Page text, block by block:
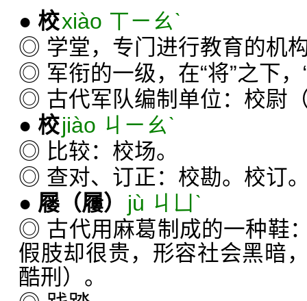
● 校xiào ㄒㄧㄠˋ
◎ 学堂，专门进行教育的机
◎ 军衔的一级，在“将”之下，
◎ 古代军队编制单位：校尉
● 校jiào ㄐㄧㄠˋ
◎ 比较：校场。
◎ 查对、订正：校勘。校订
● 屦 （屨）
jù ㄐㄩˋ
◎ 古代用麻葛制成的一种鞋
假肢却很贵，形容社会黑暗
酷刑）。